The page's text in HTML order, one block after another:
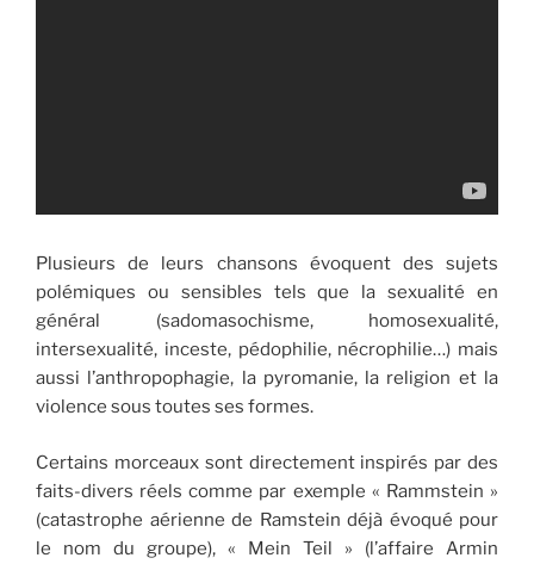
Plusieurs de leurs chansons évoquent des sujets
polémiques ou sensibles tels que la sexualité en
général (sadomasochisme, homosexualité,
intersexualité, inceste, pédophilie, nécrophilie…) mais
aussi l’anthropophagie, la pyromanie, la religion et la
violence sous toutes ses formes.
Certains morceaux sont directement inspirés par des
faits-divers réels comme par exemple « Rammstein »
(catastrophe aérienne de Ramstein déjà évoqué pour
le nom du groupe), « Mein Teil » (l’affaire Armin